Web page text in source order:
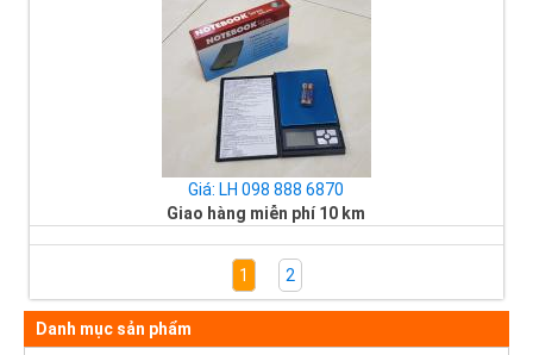
Giá: LH 098 888 6870
Giao hàng miễn phí 10 km
1 2
Danh mục sản phẩm